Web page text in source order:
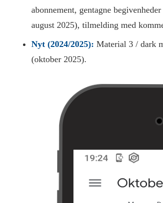
abonnement, gentagne
august 2025), tilmelding med
Nyt (2024/2025): Material 3 / dark
(oktober 2025).